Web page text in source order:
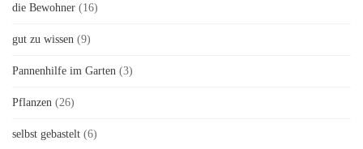
die Bewohner (16)
gut zu wissen (9)
Pannenhilfe im Garten (3)
Pflanzen (26)
selbst gebastelt (6)